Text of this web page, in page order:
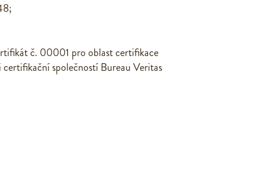
č. 00001 pro oblast certifikace
společností Bureau Veritas